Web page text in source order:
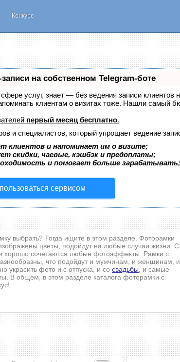
Конкурс
на собственном Telegram-боте
сфере услуг, знает — без ведения записи
клиентам о визитах тоже. Нашли самый
первый месяц бесплатно.
и специалистов, который упрощает ведение
клиентов и напоминает им о визите;
скидки, чаевые, кэшбэк и предоплаты;
и помогает больше зарабатывать;
сервисом
выбрать? Тогда ищите в этом разделе. Фоторамки
цветы, подойдут на любые случаи жизни. С
хорошо сочетаются любые фотоэффекты. Рамки с
что подойдут и мужчинам, и женщинам, и
украсить фото и с отпуска, и со свадьбы , и самые
В общем, в этом разделе каталога фоторамки с